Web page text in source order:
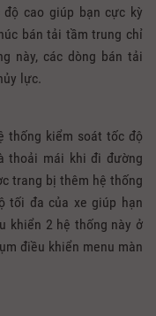
cao giúp bạn cực kỳ
bán tải tầm trung chỉ
này, các dòng bán tải
lực.
thống kiểm soát tốc độ
thoải mái khi đi đường
trang bị thêm hệ thống
tối đa của xe giúp hạn
khiển 2 hệ thống này ở
điều khiển menu màn